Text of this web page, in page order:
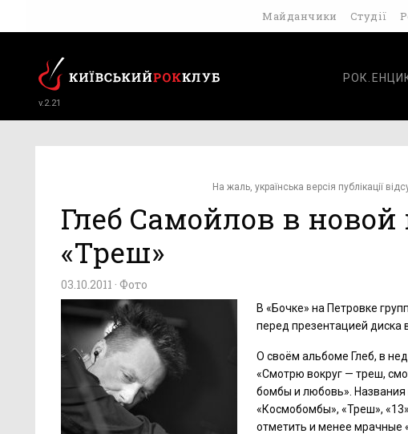
Майданчики Студії
v.2.21
На жаль, українська версія публікації
Глеб Самойлов в
«Треш»
03.10.2011 · Фото
В «Бочке» на Петровке
перед презентацией диска
О своём альбоме Глеб, в
«Смотрю вокруг — треш,
бомбы и любовь».
«Космобомбы», «Треш»,
отметить и менее мрачные